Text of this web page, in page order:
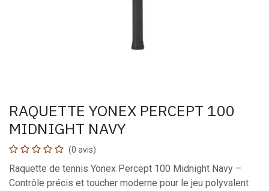
RAQUETTE YONEX PERCEPT 100
MIDNIGHT NAVY
(0 avis)
Raquette de tennis Yonex Percept 100 Midnight Navy –
Contrôle précis et toucher moderne pour le jeu polyvalent